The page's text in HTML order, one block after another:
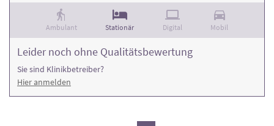
Ambulant Stationär Digital Mobil
Leider noch ohne Qualitätsbewertung
Sie sind Klinikbetreiber?
Hier anmelden